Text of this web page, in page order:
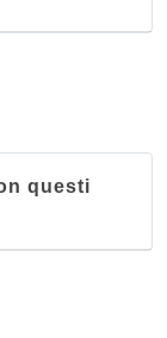
questi